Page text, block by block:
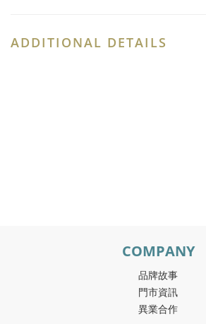
ADDITIONAL DETAILS
COMPANY
品牌故事
門市資訊
異業合作